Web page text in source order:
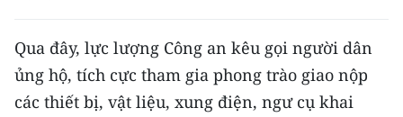
Media Chính trị
Media Kinh tế
Qua đây, lực lượng Công an kêu gọi người dân
ủng hộ, tích cực tham gia phong trào giao nộp
các thiết bị, vật liệu, xung điện, ngư cụ khai